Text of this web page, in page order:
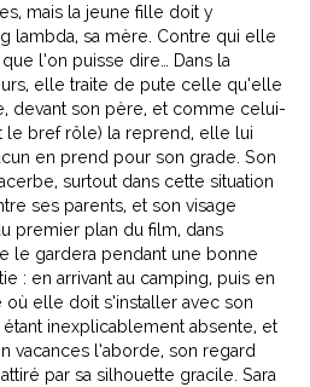
mais la jeune fille doit y
lambda, sa mère. Contre qui elle
l’on puisse dire… Dans la
elle traite de pute celle qu’elle
devant son père, et comme celui-
le bref rôle) la reprend, elle lui
en prend pour son grade. Son
surtout dans cette situation
ses parents, et son visage
premier plan du film, dans
le gardera pendant une bonne
: en arrivant au camping, puis en
où elle doit s’installer avec son
inexplicablement absente, et
vacances l’aborde, son regard
par sa silhouette gracile. Sara